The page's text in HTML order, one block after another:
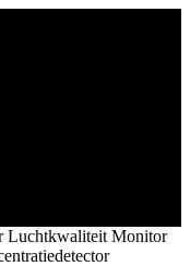
Luchtkwaliteit Monitor